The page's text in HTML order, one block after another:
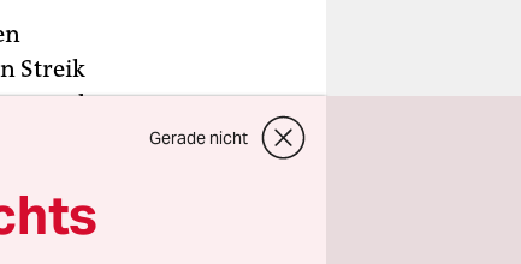
Streik
und
mit
Gerade nicht